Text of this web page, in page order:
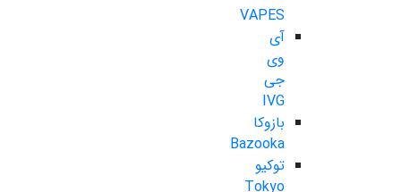
VAPES
آی
وی
جی
IVG
بازوکا
Bazooka
توکیو
Tokyo